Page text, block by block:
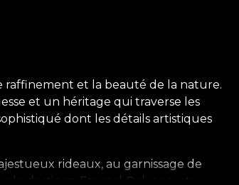
raffinement et la beauté de la nature.
et un héritage qui traverse les
dont les détails artistiques
rideaux, au garnissage de
le destinez, Eternal Oak apporte